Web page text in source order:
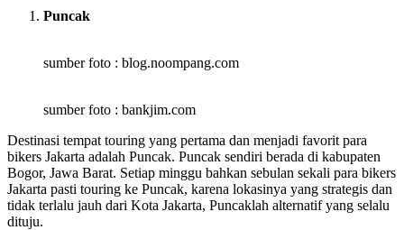
Puncak
sumber foto : blog.noompang.com
sumber foto : bankjim.com
Destinasi tempat touring yang pertama dan menjadi favorit para
bikers Jakarta adalah Puncak. Puncak sendiri berada di kabupaten
Bogor, Jawa Barat. Setiap minggu bahkan sebulan sekali para bikers
Jakarta pasti touring ke Puncak, karena lokasinya yang strategis dan
tidak terlalu jauh dari Kota Jakarta, Puncaklah alternatif yang selalu
dituju.